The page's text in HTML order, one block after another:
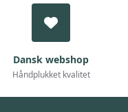
Dansk webshop
Håndplukket kvalitet